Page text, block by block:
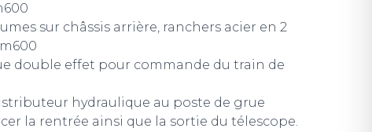
sur châssis arrière, ranchers acier en 2
double effet pour commande du train de
hydraulique au poste de grue
la rentrée ainsi que la sortie du télescope.